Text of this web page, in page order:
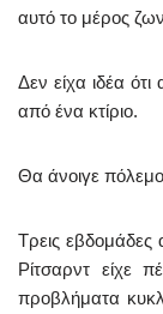
αυτό το μέρος
Δεν είχα ιδέα
από ένα κτίριο.
Θα άνοιγε
Τρεις
Ρίτσαρντ είχε
προβλήματα